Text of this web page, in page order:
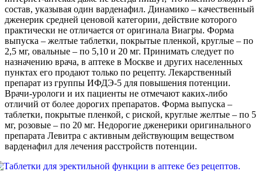
состав, указывая один варденафил. Динамико – качественный
дженерик средней ценовой категории, действие которого
практически не отличается от оригинала Виагры. Форма
выпуска – желтые таблетки, покрытые пленкой, круглые – по
2,5 мг, овальные – по 5,10 и 20 мг. Принимать следует по
назначению врача, в аптеке в Москве и других населенных
пунктах его продают только по рецепту. Лекарственный
препарат из группы ИФДЭ-5 для повышения потенции.
Врачи-урологи и их пациенты не отмечают каких-либо
отличий от более дорогих препаратов. Форма выпуска –
таблетки, покрытые пленкой, с риской, круглые желтые – по 5
мг, розовые – по 20 мг. Недорогие дженерики оригинального
препарата Левитра с активным действующим веществом
варденафил для лечения расстройств потенции.